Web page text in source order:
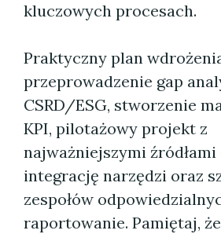
kluczowych procesach.
Praktyczny plan
przeprowadzenie gap
CSRD/ESG, stworzenie
KPI, pilotażowy projekt z
najważniejszymi źródłami
integrację narzędzi oraz
zespołów
raportowanie. Pamiętaj,